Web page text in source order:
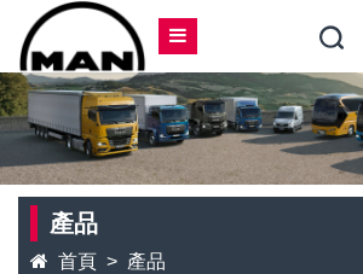
產品
首頁 產品